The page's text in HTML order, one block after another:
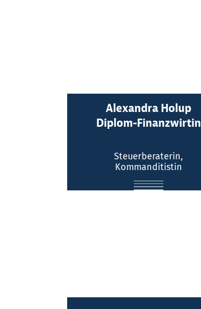
Alexandra Holup
Diplom-Finanzwirtin
Steuerberaterin,
Kommanditistin
Kontakt:
E-Mail